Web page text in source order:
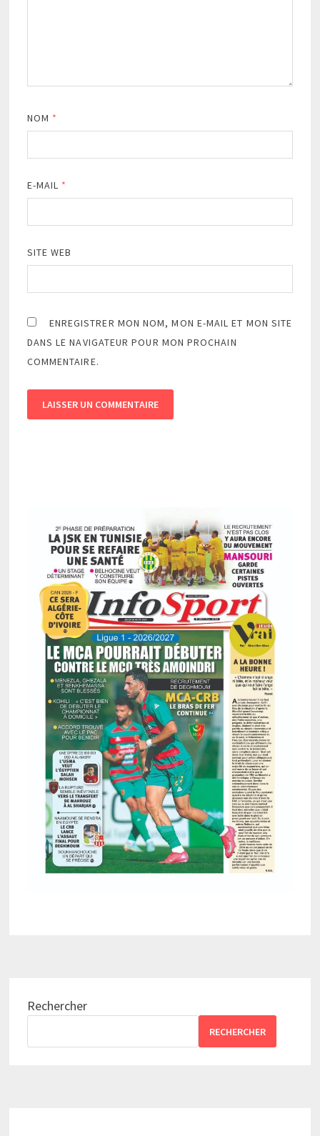
NOM *
E-MAIL *
SITE WEB
ENREGISTRER MON NOM, MON E-MAIL ET MON SITE
DANS LE NAVIGATEUR POUR MON PROCHAIN
COMMENTAIRE.
Rechercher
RECHERCHER